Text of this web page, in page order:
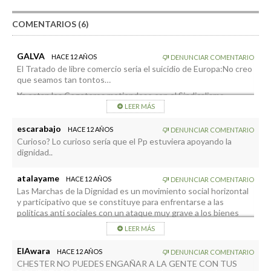
COMENTARIOS (6)
GALVA HACE 12 AÑOS DENUNCIAR COMENTARIO
El Tratado de libre comercio seria el suicidio de Europa:No creo
que seamos tan tontos…
Ya estan los Cegeteros metiendose con el Sindicalismo
mayoritario;como la extrema derecha:Los extremos,se tocan…
LEER MÁS
escarabajo HACE 12 AÑOS DENUNCIAR COMENTARIO
Curioso? Lo curioso sería que el Pp estuviera apoyando la
dignidad..
atalayame HACE 12 AÑOS DENUNCIAR COMENTARIO
Las Marchas de la Dignidad es un movimiento social horizontal
y participativo que se constituye para enfrentarse a las
políticas anti sociales con un ataque muy grave a los bienes
públicos en toda la cadena de la vida digna de las personas, así
como un ataque muy grave a los la derechos fundamentales de
con dignidad.
LEER MÁS
ElAwara HACE 12 AÑOS DENUNCIAR COMENTARIO
CHESTER NO PUEDES ENGAÑAR A LA GENTE CON TUS